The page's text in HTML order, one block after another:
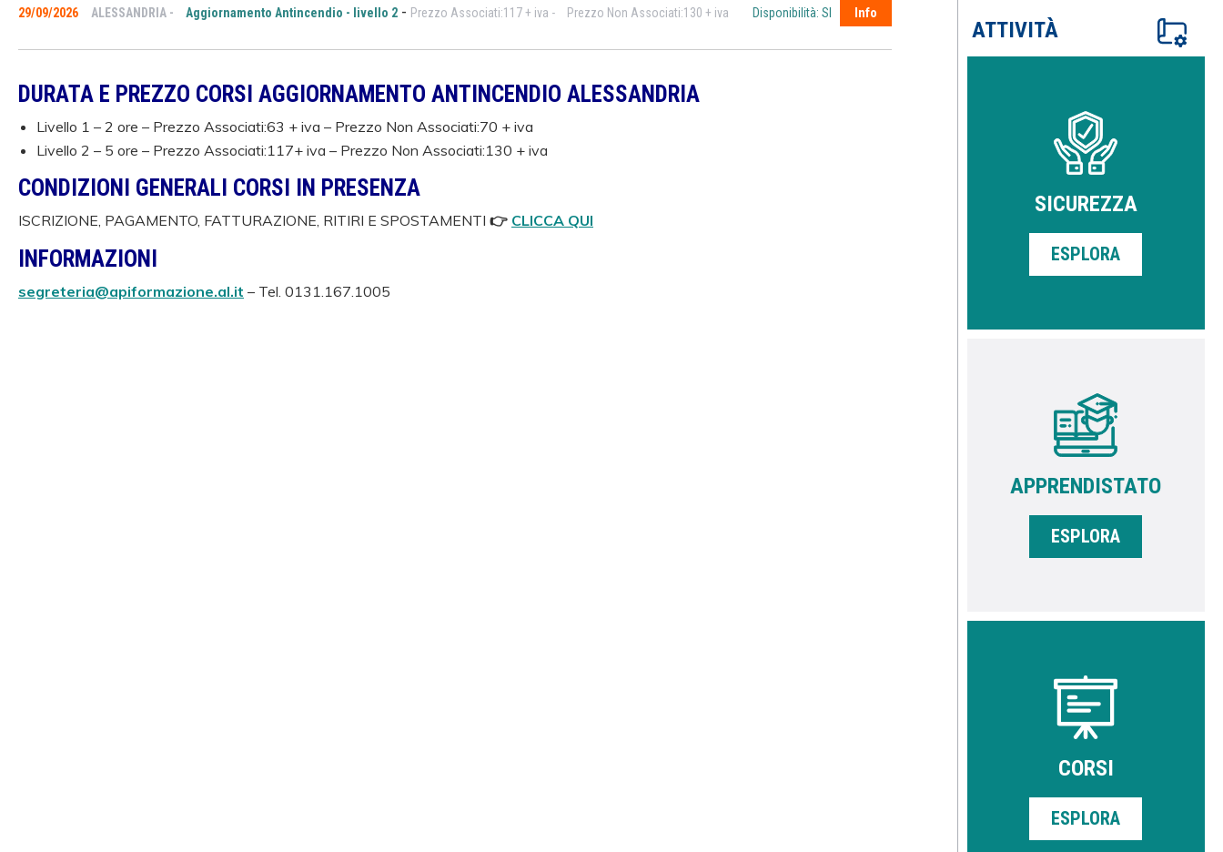
29/09/2026 ALESSANDRIA - Aggiornamento Antincendio - livello 2 - Prezzo Associati:117 + iva - Prezzo Non Associati:130 + iva Disponibilità: SI Info
DURATA E PREZZO CORSI AGGIORNAMENTO ANTINCENDIO ALESSANDRIA
Livello 1 – 2 ore – Prezzo Associati:63 + iva – Prezzo Non Associati:70 + iva
Livello 2 – 5 ore – Prezzo Associati:117+ iva – Prezzo Non Associati:130 + iva
CONDIZIONI GENERALI CORSI IN PRESENZA
ISCRIZIONE, PAGAMENTO, FATTURAZIONE, RITIRI E SPOSTAMENTI 👉 CLICCA QUI
INFORMAZIONI
segreteria@apiformazione.al.it – Tel. 0131.167.1005
ATTIVITÀ
SICUREZZA
ESPLORA
APPRENDISTATO
ESPLORA
CORSI
ESPLORA